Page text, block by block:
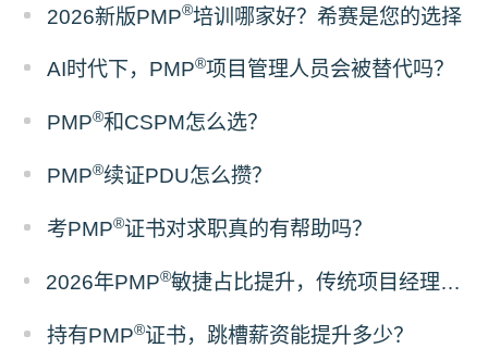
2026新版PMP®培训哪家好？希赛是您的选择
AI时代下，PMP®项目管理人员会被替代吗？
PMP®和CSPM怎么选？
PMP®续证PDU怎么攒？
考PMP®证书对求职真的有帮助吗？
2026年PMP®敏捷占比提升，传统项目经理该如何备考？
持有PMP®证书，跳槽薪资能提升多少？